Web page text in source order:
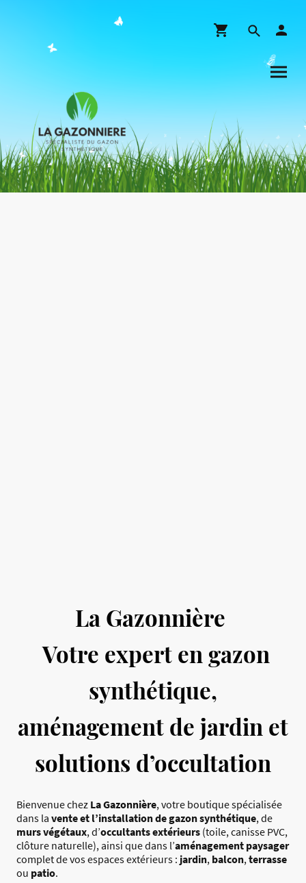
La Gazonnière
Votre expert en gazon
synthétique,
aménagement de jardin et
solutions d’occultation
Bienvenue chez La Gazonnière, votre boutique spécialisée
dans la vente et l’installation de gazon synthétique, de
murs végétaux, d’occultants extérieurs (toile, canisse PVC,
clôture naturelle), ainsi que dans l’aménagement paysager
complet de vos espaces extérieurs : jardin, balcon, terrasse
ou patio.